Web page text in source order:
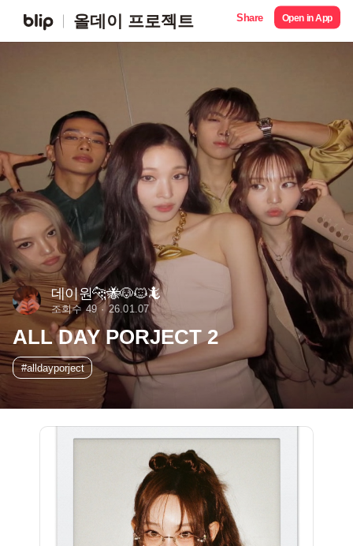
올데이 프로젝트 Share Open in App
데이원🐆🐝🐶🐱🦎
조회수 49 26.01.07
ALL DAY PORJECT 2
#alldayporject